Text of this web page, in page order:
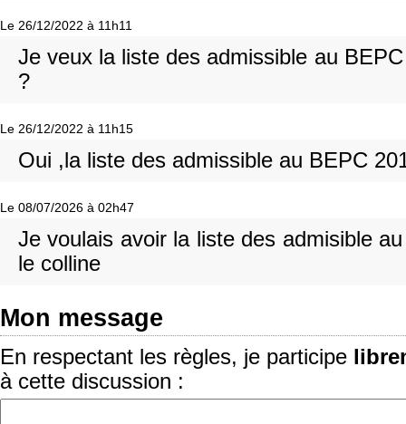
Le 26/12/2022 à 11h11
Je veux la liste des admissible au
?
Le 26/12/2022 à 11h15
Oui ,la liste des admissible au BEPC
Le 08/07/2026 à 02h47
Je voulais avoir la liste des admisible
le colline
Mon message
En respectant les règles, je participe
à cette discussion :